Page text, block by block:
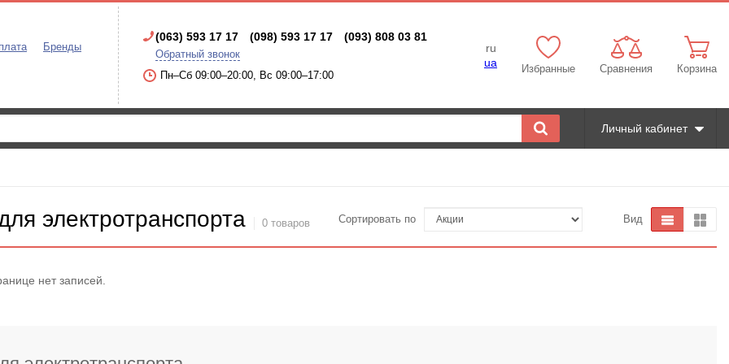
Бренды
(063) 593 17 17 (098) 593 17 17 (093) 808 03 81
Обратный звонок
Пн–Сб 09:00–20:00, Вс 09:00–17:00
ru
ua
Избранные Сравнения Корзина
Личный кабинет
электротранспорта 0 товаров Сортировать по Вид
нет записей.